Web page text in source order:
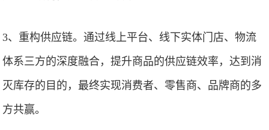
3、重构供应链。通过线上平台、线下实体门店、物流
体系三方的深度融合，提升商品的供应链效率，达到消
灭库存的目的，最终实现消费者、零售商、品牌商的多
方共赢。